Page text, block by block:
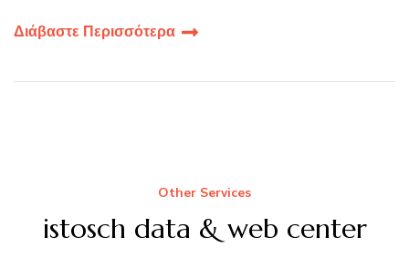
Διάβαστε Περισσότερα
Other Services
istosch data & web center